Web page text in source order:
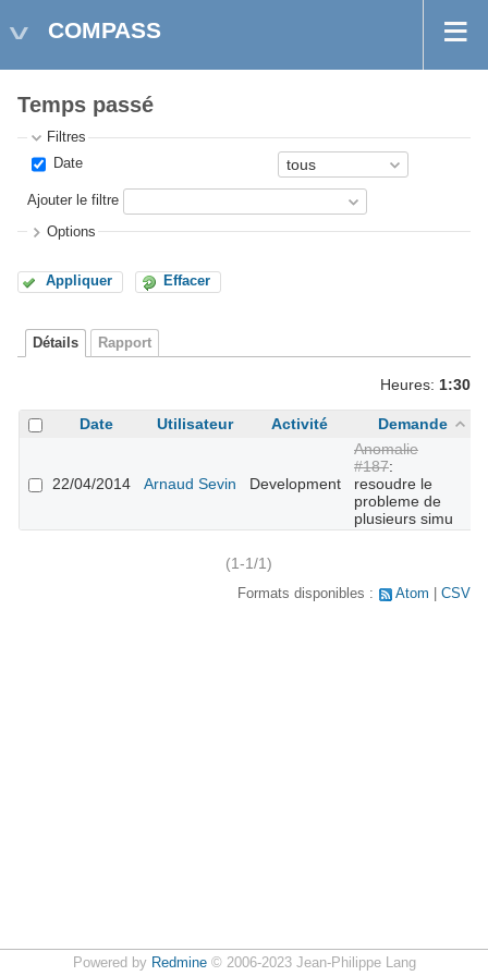
COMPASS
Temps passé
Filtres
Date
Ajouter le filtre
Options
Appliquer Effacer
Détails Rapport
Heures: 1:30
Date Utilisateur Activité Demande
22/04/2014 Arnaud Sevin Development
Anomalie
#187:
resoudre le
probleme de
plusieurs simu
(1-1/1)
Formats disponibles : Atom CSV
Powered by Redmine© 2006-2023 Jean-Philippe Lang